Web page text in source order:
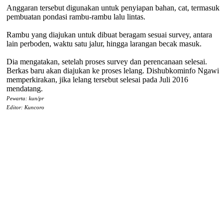
Anggaran tersebut digunakan untuk penyiapan bahan, cat, termasuk
pembuatan pondasi rambu-rambu lalu lintas.
Rambu yang diajukan untuk dibuat beragam sesuai survey, antara
lain perboden, waktu satu jalur, hingga larangan becak masuk.
Dia mengatakan, setelah proses survey dan perencanaan selesai.
Berkas baru akan diajukan ke proses lelang. Dishubkominfo Ngawi
memperkirakan, jika lelang tersebut selesai pada Juli 2016
mendatang.
Pewarta: kun/pr
Editor: Kuncoro